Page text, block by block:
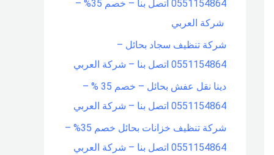
0551154864 اتصل بنا – خصم 35% –
شركة العربي
شركة تنظيف سجاد بحائل –
0551154864 اتصل بنا – شركة العربي
دينا نقل عفش بحائل – خصم 35 % –
0551154864 اتصل بنا – شركة العربي
شركة تنظيف خزانات بحائل خصم 35% –
0551154864 اتصل بنا – شركة العربي